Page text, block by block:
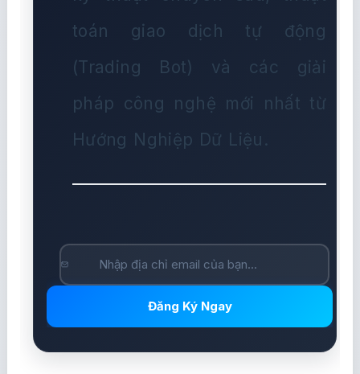
toán giao dịch tự động
(Trading Bot) và các giải
pháp công nghệ mới nhất từ
Hướng Nghiệp Dữ Liệu.
Đăng Ký Ngay